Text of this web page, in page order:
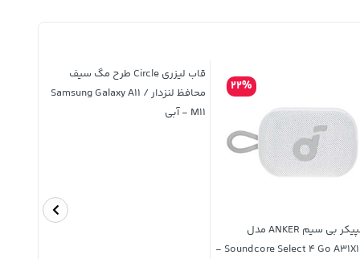
اسپیکر بی سیم ANKER مدل
Soundcore Select 4 Go A31X1121 -
22%
قاب لیزری Circle طرح مگ سیف
محافظ لنزدار Samsung Galaxy A11 /
M11 - آبی